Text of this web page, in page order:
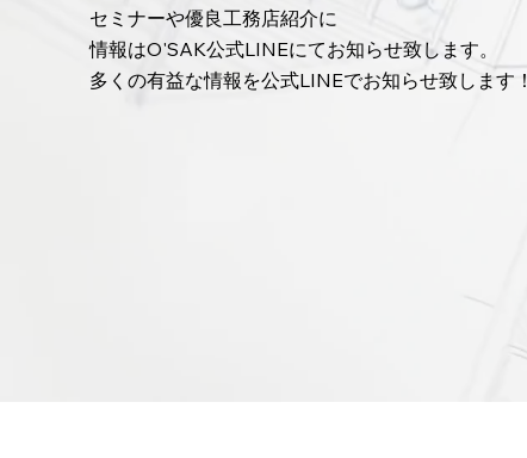
セミナーや優良工務店紹介に
情報はO'SAK公式LINEにてお知らせ致します。
​多くの有益な情報を公式LINEでお知らせ致します！